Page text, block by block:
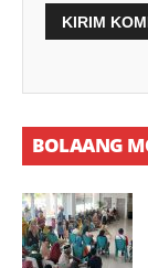
BOLAANG